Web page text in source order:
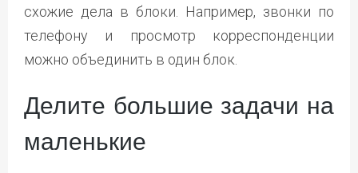
схожие дела в блоки. Например, звонки по
телефону и просмотр корреспонденции
можно объединить в один блок.
Делите большие задачи на
маленькие